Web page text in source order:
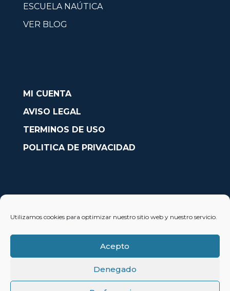
Utilizamos cookies para optimizar nuestro sitio web y nuestro servicio.
Acepto
Denegado
ESCUELA NAÚTICA
VER BLOG
MI CUENTA
AVISO LEGAL
TERMINOS DE USO
POLITICA DE PRIVACIDAD
Avda. País Valencià nº54, Oficina 23, Alcoy (Alicante)